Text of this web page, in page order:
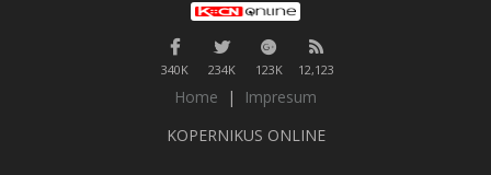
340K 234K 123K 12,123
Home |
Impresum
KOPERNIKUS ONLINE